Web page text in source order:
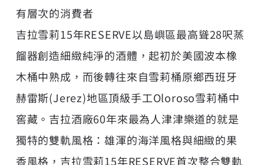
有層次的消費者
吉拉雪莉15年RESERVE以島嶼區最高聳28呎蒸
餾器創造細緻純淨的酒體，起初於美國波本橡
木桶中熟成，而後轉往來自雪莉桶原鄉西班牙
赫雷斯(Jerez)地區頂級手工Oloroso雪莉桶中
窖藏。吉拉酒廠60年來最為人津津樂道的就是
獨特的雙軌風格：雄渾的海洋風格與細緻的果
香風格，吉拉雪莉15年RESERVE首次整合雙軌